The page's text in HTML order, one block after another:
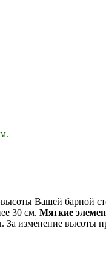
высоты Вашей барной
30 см. Мягкие
изменение высоты